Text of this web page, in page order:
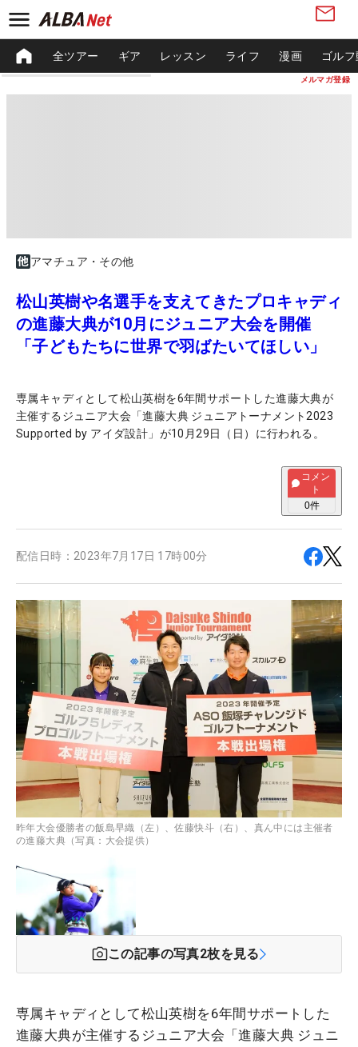
メルマガ登録
全ツアー ギア レッスン ライフ 漫画 ゴル
アマチュア・その他
松山英樹や名選手を支えてきたプロキャディ
の進藤大典が10月にジュニア大会を開催
「子どもたちに世界で羽ばたいてほしい」
専属キャディとして松山英樹を6年間サポートした進藤大典が
主催するジュニア大会「進藤大典 ジュニアトーナメント2023
Supported by アイダ設計」が10月29日（日）に行われる。
コメン
ト
0件
配信日時： 2023年7月17日 17時00分
昨年大会優勝者の飯島早織（左）、佐藤快斗（右）、真ん中には主催者
の進藤大典（写真：大会提供）
この記事の写真2枚を見る
専属キャディとして松山英樹を6年間サポートした
進藤大典が主催するジュニア大会「進藤大典 ジュニ